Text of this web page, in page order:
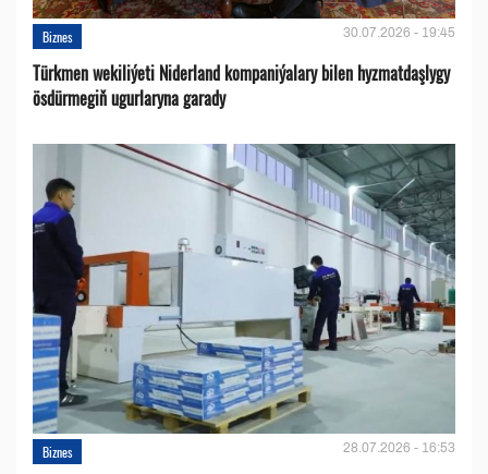
Biznes 30.07.2026 - 19:45
Türkmen wekiliýeti Niderland kompaniýalary bilen hyzmatdaşlygy
ösdürmegiň ugurlaryna garady
Biznes 28.07.2026 - 16:53